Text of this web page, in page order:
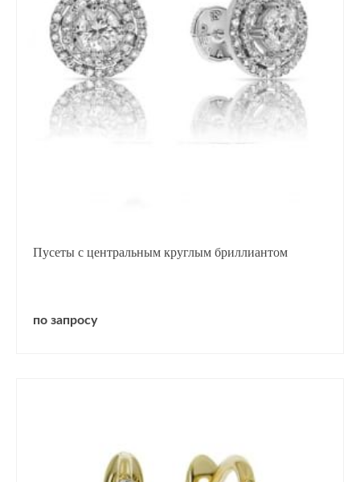
Пусеты с центральным круглым бриллиантом
по запросу